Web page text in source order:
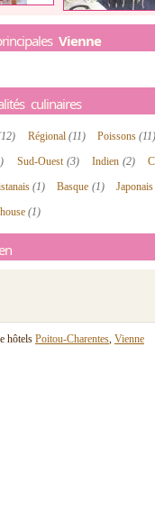
Vienne
culinaires
Régional (11) Poissons(11)
Sud-Ouest (3) Indien (2)
(1) Basque (1) Japonais
(1)
hôtels Poitou-Charentes, Vienne